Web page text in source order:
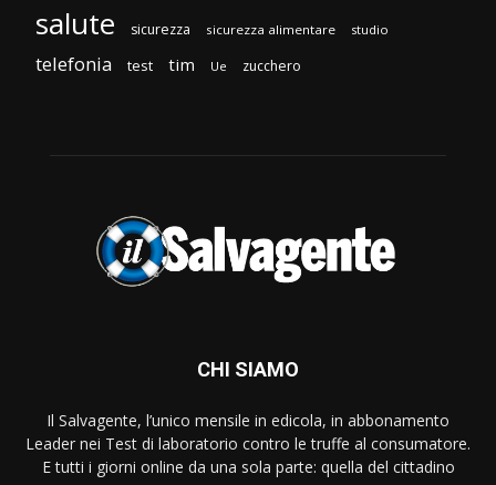
salute sicurezza sicurezza alimentare studio
telefonia test tim Ue zucchero
CHI SIAMO
Il Salvagente, l’unico mensile in edicola, in abbonamento
Leader nei Test di laboratorio contro le truffe al consumatore.
E tutti i giorni online da una sola parte: quella del cittadino